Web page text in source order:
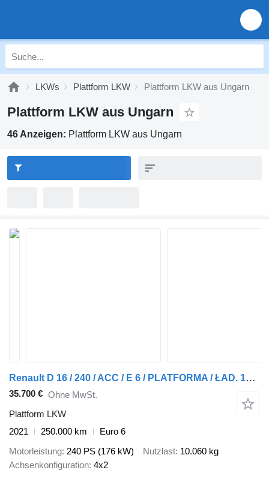
LKWs Plattform LKW Plattform LKW aus Ungarn
Plattform LKW aus Ungarn
46 Anzeigen: Plattform LKW aus Ungarn
Renault D 16 / 240 / ACC / E 6 / PLATFORMA / ŁAD. 10 060 KG
35.700 € Ohne MwSt.
Plattform LKW
2021
250.000 km
Euro 6
Motorleistung 240 PS (176 kW) Nutzlast 10.060 kg
Achsenkonfiguration 4x2